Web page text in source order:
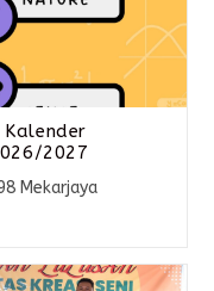
2027
Mekarjaya